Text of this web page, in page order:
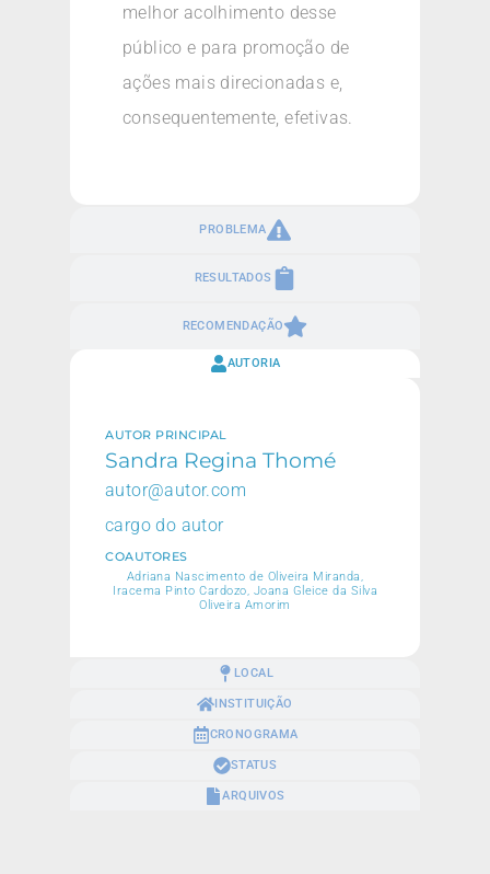
PROBLEMA
RESULTADOS
RECOMENDAÇÃO
melhor acolhimento desse
público e para promoção de
ações mais direcionadas e,
consequentemente, efetivas.
AUTORIA
LOCAL
INSTITUIÇÃO
CRONOGRAMA
STATUS
ARQUIVOS
AUTOR PRINCIPAL
Sandra Regina Thomé
autor@autor.com
cargo do autor
COAUTORES
Adriana Nascimento de Oliveira Miranda,
Iracema Pinto Cardozo, Joana Gleice da Silva
Oliveira Amorim